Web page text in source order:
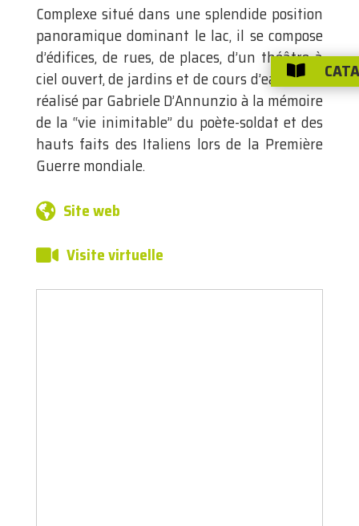
Complexe situé dans une splendide position
panoramique dominant le lac, il se compose
d’édifices, de rues, de places, d’un théâtre à
ciel ouvert, de jardins et de cours d’eau; il fut
réalisé par Gabriele D’Annunzio à la mémoire
de la “vie inimitable” du poète-soldat et des
hauts faits des Italiens lors de la Première
Guerre mondiale.
Site web
Visite virtuelle
